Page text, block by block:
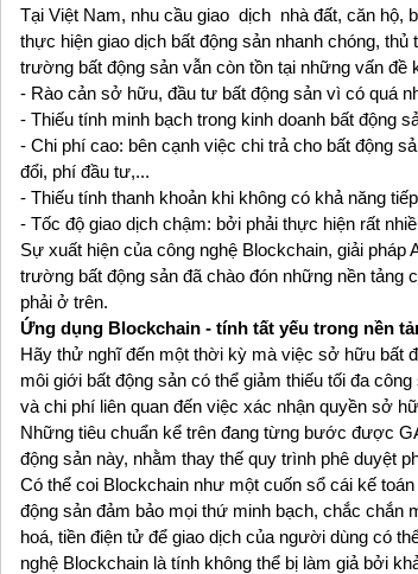
Tại Việt Nam, nhu cầu giao dịch nhà đất, căn hộ,
thực hiện giao dịch bất động sản nhanh chóng,
trường bất động sản vẫn còn tồn tại những vấn đề
- Rào cản sở hữu, đầu tư bất động sản vì có quá
- Thiếu tính minh bạch trong kinh doanh bất động
- Chi phí cao: bên cạnh việc chi trả cho bất động
đổi, phí đầu tư,...
- Thiếu tính thanh khoản khi không có khả năng
- Tốc độ giao dịch chậm: bởi phải thực hiện rất
Sự xuất hiện của công nghệ Blockchain, giải pháp
trường bất động sản đã chào đón những nền tảng
phải ở trên.
Ứng dụng Blockchain - tính tất yếu trong nền
Hãy thử nghĩ đến một thời kỳ mà việc sở hữu bất
môi giới bất động sản có thể giảm thiếu tối đa
và chi phí liên quan đến việc xác nhận quyền sở
Những tiêu chuẩn kể trên đang từng bước được
động sản này, nhằm thay thế quy trình phê duyệt
Có thể coi Blockchain như một cuốn sổ cái kế
động sản đảm bảo mọi thứ minh bạch, chắc chắn
hoá, tiền điện tử để giao dịch của người dùng có
nghệ Blockchain là tính không thể bị làm giả bởi